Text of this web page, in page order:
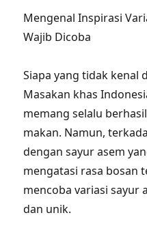
Mengenal Inspirasi
Wajib Dicoba
Siapa yang tidak kenal
Masakan khas
memang selalu
makan. Namun,
dengan sayur asem
mengatasi rasa bosan
mencoba variasi sayur
dan unik.